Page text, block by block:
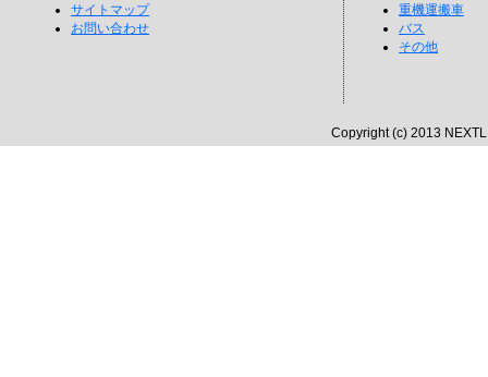
サイトマップ
お問い合わせ
重機運搬車
バス
その他
Copyright (c) 2013